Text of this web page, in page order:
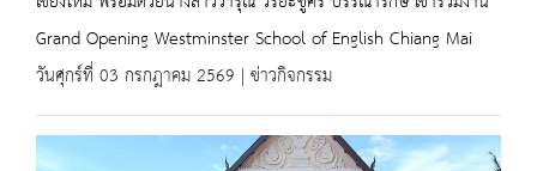
Grand Opening Westminster School of English Chiang Mai
วันศุกร์ที่ 03 กรกฎาคม 2569 | ข่าวกิจกรรม